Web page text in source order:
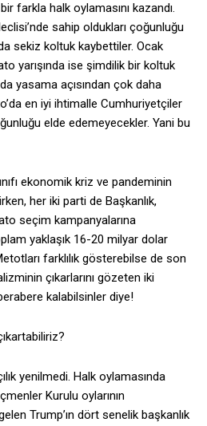
farkla halk oylamasını kazandı.
sahip oldukları çoğunluğu
sekiz koltuk kaybettiler. Ocak
yarışında ise şimdilik bir koltuk
yasama açısından çok daha
en iyi ihtimalle Cumhuriyetçiler
elde edemeyecekler. Yani bu
ekonomik kriz ve pandeminin
her iki parti de Başkanlık,
seçim kampanyalarına
yaklaşık 16-20 milyar dolar
farklılık gösterebilse de son
çıkarlarını gözeten iki
kalabilsinler diye!
yenilmedi. Halk oylamasında
Kurulu oylarının
Trump’ın dört senelik başkanlık